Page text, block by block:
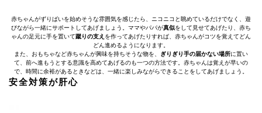
赤ちゃんがずりばいを始めそうな雰囲気を感じたら、ニコニコと眺めているだけでなく、遊
びながら一緒にサポートしてあげましょう。ママやパパが真似をして見せてあげたり、赤ち
ゃんの足元に手を置いて蹴りの支え を作ってあげたりすれば、赤ちゃんがコツを覚えてどん
どん進めるようになります。
また、おもちゃなど赤ちゃんが興味を持ちそうな物を、 ぎりぎり手の届かない場所に置い
て、前へ進もうとする意識を高めてあげるのも一つの方法です。赤ちゃんは覚えが早いの
で、時間に余裕があるときなどは、一緒に楽しみながらできることをしてあげましょう。
安全対策が肝心